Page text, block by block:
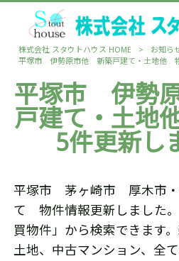
株式会社 スタウトハウス HOME
> お知ら
平塚市 伊勢原市他 新築戸建て・土地他 物
平塚市 伊勢
戸建て・土地
5件更新し
平塚市 茅ヶ崎市 厚木市
て 物件情報更新しました
買物件」から検索できます
土地、中古マンション、全て